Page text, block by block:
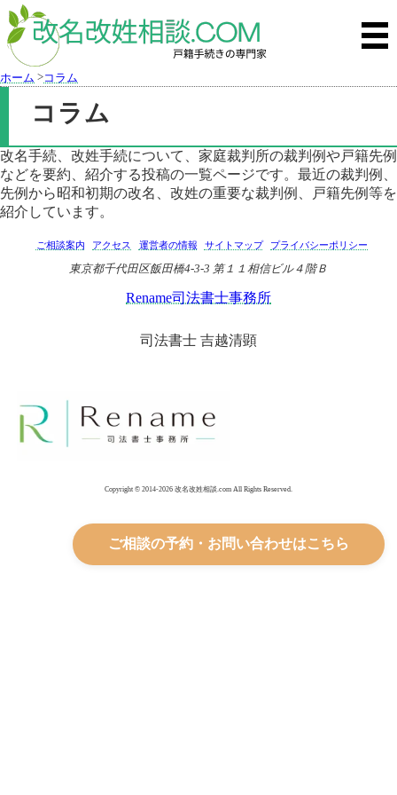
ホーム >コラム
コラム
改名手続、改姓手続について、家庭裁判所の裁判例や戸籍先例
などを要約、紹介する投稿の一覧ページです。最近の裁判例、
先例から昭和初期の改名、改姓の重要な裁判例、戸籍先例等を
紹介しています。
ご相談案内 アクセス 運営者の情報 サイトマップ プライバシーポリシー
東京都千代田区飯田橋4-3-3 第１１相信ビル４階Ｂ
Rename司法書士事務所
司法書士 吉越清顕
Copyright © 2014-2026 改名改姓相談.com All Rights Reserved.
ご相談の予約・お問い合わせはこちら